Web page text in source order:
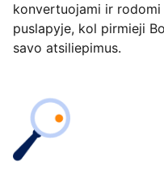
konvertuojami ir
puslapyje, kol pirmieji
savo atsiliepimus.